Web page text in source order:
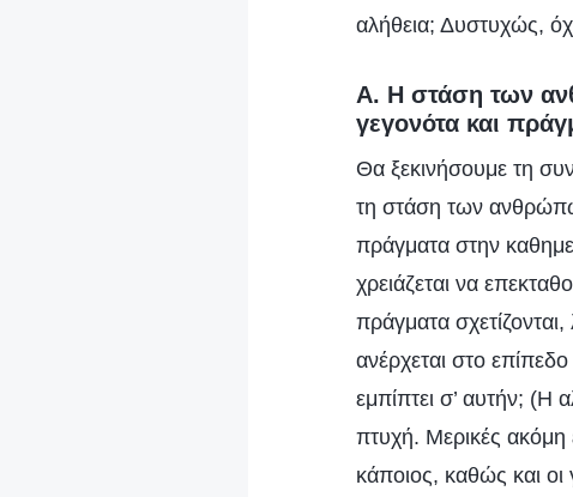
αλήθεια; Δυστυχώς,
Α. Η στάση των
γεγονότα και
Θα ξεκινήσουμε τη
τη στάση των
πράγματα στην
χρειάζεται να
πράγματα
ανέρχεται στο
εμπίπτει σ’ αυτήν; (Η
πτυχή. Μερικές ακόμη
κάποιος, καθώς και οι